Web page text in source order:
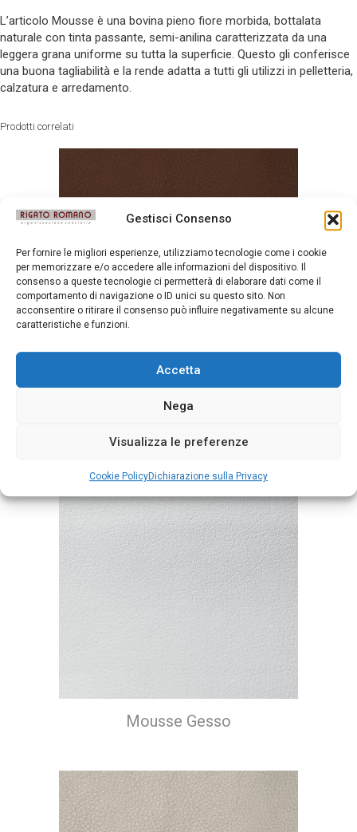
Gestisci Consenso
Per fornire le migliori esperienze, utilizziamo tecnologie come i cookie
per memorizzare e/o accedere alle informazioni del dispositivo. Il
consenso a queste tecnologie ci permetterà di elaborare dati come il
comportamento di navigazione o ID unici su questo sito. Non
acconsentire o ritirare il consenso può influire negativamente su alcune
caratteristiche e funzioni.
Accetta
Nega
Visualizza le preferenze
Cookie PolicyDichiarazione sulla Privacy
L’articolo Mousse è una bovina pieno fiore morbida, bottalata
naturale con tinta passante, semi-anilina caratterizzata da una
leggera grana uniforme su tutta la superficie. Questo gli conferisce
una buona tagliabilità e la rende adatta a tutti gli utilizzi in pelletteria,
calzatura e arredamento.
Prodotti correlati
Mousse Azteco
Mousse Gesso